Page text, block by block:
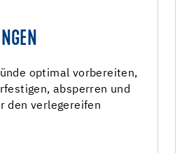
optimal vorbereiten,
absperren und
den verlegereifen
GRUNDIERUNGEN
Grundierungen
und Armierungen